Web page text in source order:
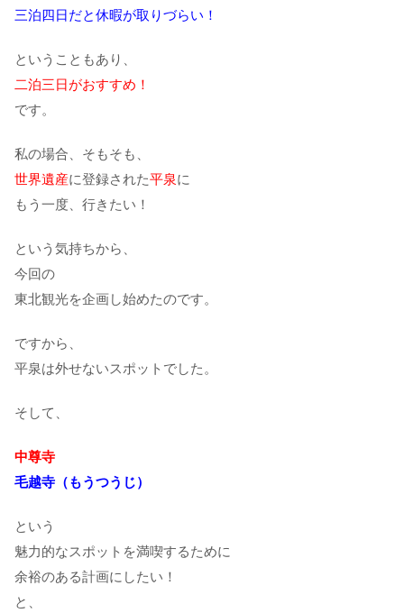
三泊四日だと休暇が取りづらい！
ということもあり、
二泊三日がおすすめ！
です。
私の場合、そもそも、
世界遺産に登録された平泉に
もう一度、行きたい！
という気持ちから、
今回の
東北観光を企画し始めたのです。
ですから、
平泉は外せないスポットでした。
そして、
中尊寺
毛越寺（もうつうじ）
という
魅力的なスポットを満喫するために
余裕のある計画にしたい！
と、